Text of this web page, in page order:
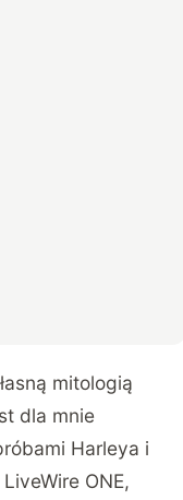
mitologią
dla mnie
Harleya i
LiveWire ONE,